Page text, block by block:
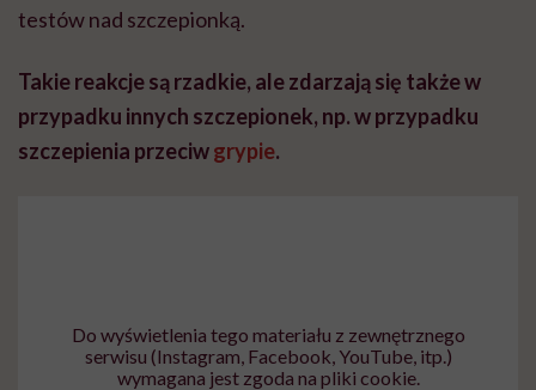
testów nad szczepionką.
Takie reakcje są rzadkie, ale zdarzają się także w
przypadku innych szczepionek, np. w przypadku
szczepienia przeciwgrypie.
Do wyświetlenia tego materiału z zewnętrznego
serwisu (Instagram, Facebook, YouTube, itp.)
wymagana jest zgoda na pliki cookie.